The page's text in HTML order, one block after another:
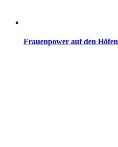
Frauenpower auf den Höfen